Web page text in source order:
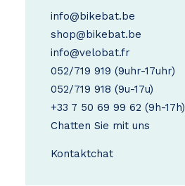
info@bikebat.be
shop@bikebat.be
info@velobat.fr
052/719 919 (9uhr-17uhr)
052/719 918 (9u-17u)
+33 7 50 69 99 62 (9h-17h)
Chatten Sie mit uns
Kontaktchat